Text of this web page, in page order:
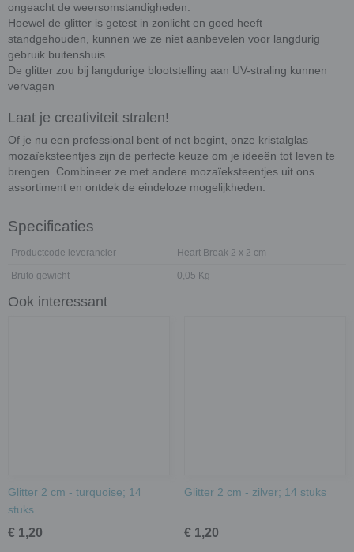
ongeacht de weersomstandigheden.
Hoewel de glitter is getest in zonlicht en goed heeft
standgehouden, kunnen we ze niet aanbevelen voor langdurig
gebruik buitenshuis.
De glitter zou bij langdurige blootstelling aan UV-straling kunnen
vervagen
Laat je creativiteit stralen!
Of je nu een professional bent of net begint, onze kristalglas
mozaïeksteentjes zijn de perfecte keuze om je ideeën tot leven te
brengen. Combineer ze met andere mozaïeksteentjes uit ons
assortiment en ontdek de eindeloze mogelijkheden.
Specificaties
Productcode leverancier Heart Break 2 x 2 cm
Bruto gewicht 0,05 Kg
Ook interessant
Glitter 2 cm - turquoise; 14
stuks
€ 1,20
Glitter 2 cm - zilver; 14 stuks
€ 1,20